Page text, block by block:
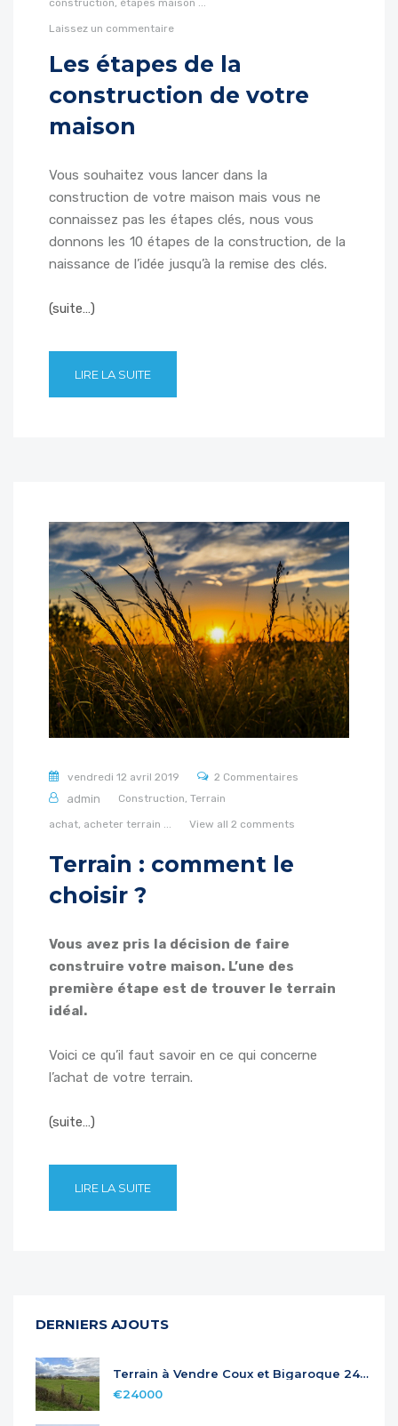
construction, étapes maison ...
Laissez un commentaire
Les étapes de la
construction de votre
maison
Vous souhaitez vous lancer dans la
construction de votre maison mais vous ne
connaissez pas les étapes clés, nous vous
donnons les 10 étapes de la construction, de la
naissance de l’idée jusqu’à la remise des clés.
(suite…)
LIRE LA SUITE
vendredi 12 avril 2019 2 Commentaires
admin Construction, Terrain
achat, acheter terrain View all 2 comments
Terrain : comment le
choisir ?
Vous avez pris la décision de faire
construire votre maison. L’une des
première étape est de trouver le terrain
idéal.
Voici ce qu’il faut savoir en ce qui concerne
l’achat de votre terrain.
(suite…)
LIRE LA SUITE
DERNIERS AJOUTS
Terrain à Vendre Coux et Bigaroque 24220
€24000